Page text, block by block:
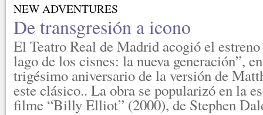
NEW ADVENTURES
De transgresión a icono
El Teatro Real de Madrid acogió el
lago de los cisnes: la nueva generación”,
trigésimo aniversario de la versión de
este clásico.. La obra se popularizó en la
filme “Billy Elliot” (2000), de Stephen